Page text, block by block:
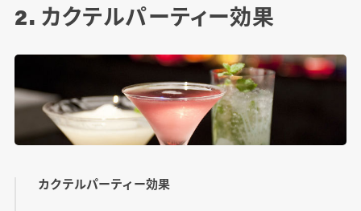
2. カクテルパーティー効果
カクテルパーティー効果